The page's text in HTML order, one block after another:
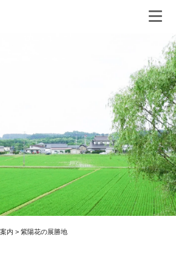
内 >紫陽花の展勝地